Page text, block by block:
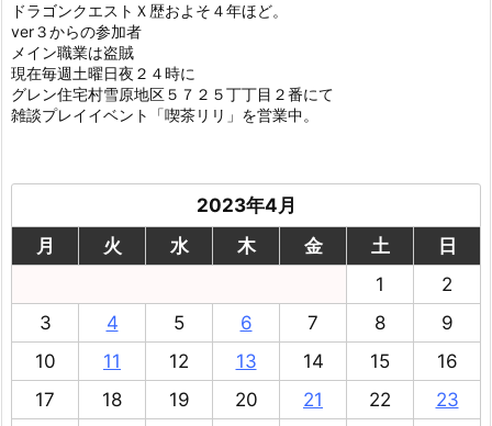
ドラゴンクエストＸ歴およそ４年ほど。
ver３からの参加者
メイン職業は盗賊
現在毎週土曜日夜２４時に
グレン住宅村雪原地区５７２５丁丁目２番にて
雑談プレイイベント「喫茶リリ」を営業中。
2023年4月
月
火 水 木 金 土
日
1
2
3
4 5 6 7 8
9
10
11 12 13 14 15
16
17
18 19 20 21 22
23